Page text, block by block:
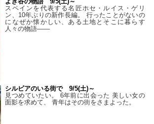
スペインを代表する名匠ホセ・ルイス・ゲリ
ン、10年ぶりの新作長編。 行ったことがないの
になぜか懐かしい、ある土地とそこに暮らす
人々の物語――
シルビアのいる街で 9/5(土)～
見つめていたい。 6年前に出会った 美しい女の
面影を求めて、 青年はその街をさまよった。